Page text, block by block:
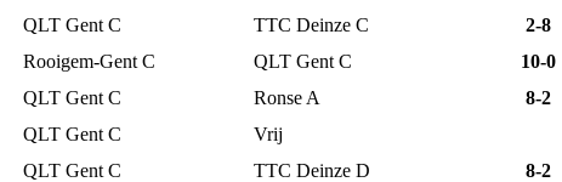
QLT Gent C TTC Deinze C
2-8
Rooigem-Gent C QLT Gent C
10-0
QLT Gent C Ronse A
8-2
QLT Gent C
Vrij
QLT Gent C TTC Deinze D 8-2